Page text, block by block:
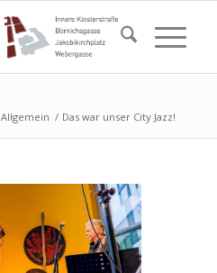
Allgemein / Das war unser City Jazz!